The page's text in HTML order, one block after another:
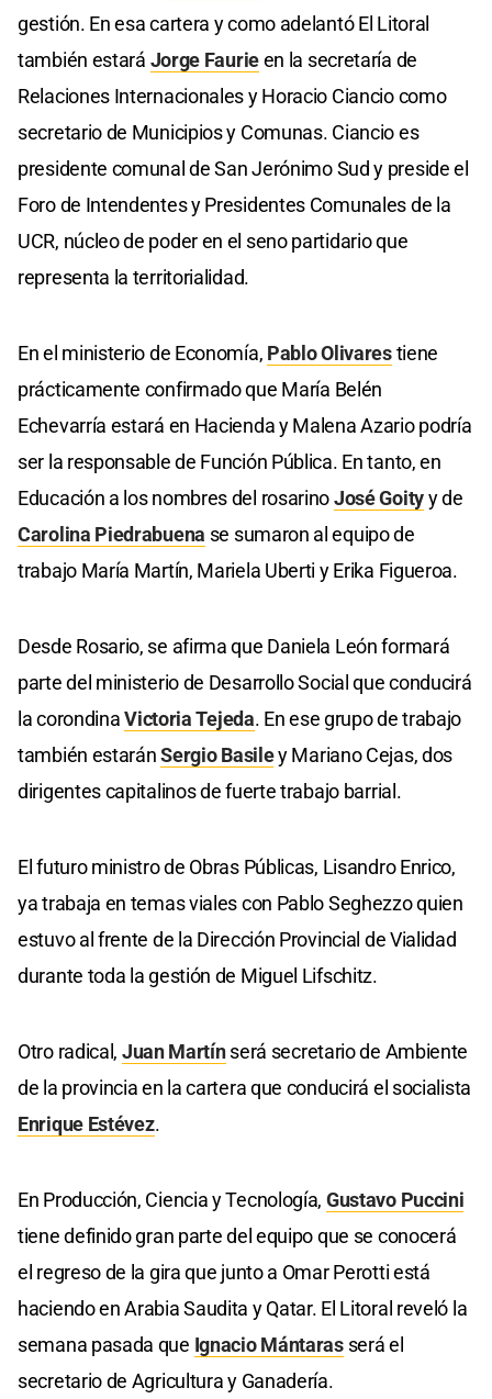
gestión. En esa cartera y como adelantó El Litoral
también estará Jorge Faurieen la secretaría de
Relaciones Internacionales y Horacio Ciancio como
secretario de Municipios y Comunas. Ciancio es
presidente comunal de San Jerónimo Sud y preside el
Foro de Intendentes y Presidentes Comunales de la
UCR, núcleo de poder en el seno partidario que
representa la territorialidad.
En el ministerio de Economía, Pablo Olivarestiene
prácticamente confirmado que María Belén
Echevarría estará en Hacienda y Malena Azario podría
ser la responsable de Función Pública. En tanto, en
Educación a los nombres del rosarinoJosé Goityy de
Carolina Piedrabuena se sumaron al equipo de
trabajo María Martín, Mariela Uberti y Erika Figueroa.
Desde Rosario, se afirma que Daniela León formará
parte del ministerio de Desarrollo Social que conducirá
la corondinaVictoria Tejeda. En ese grupo de trabajo
también estaránSergio Basiley Mariano Cejas, dos
dirigentes capitalinos de fuerte trabajo barrial.
El futuro ministro de Obras Públicas, Lisandro Enrico,
ya trabaja en temas viales con Pablo Seghezzo quien
estuvo al frente de la Dirección Provincial de Vialidad
durante toda la gestión de Miguel Lifschitz.
Otro radical, Juan Martínserá secretario de Ambiente
de la provincia en la cartera que conducirá el socialista
Enrique Estévez.
En Producción, Ciencia y Tecnología, Gustavo Puccini
tiene definido gran parte del equipo que se conocerá
el regreso de la gira que junto a Omar Perotti está
haciendo en Arabia Saudita y Qatar. El Litoral reveló la
semana pasada que Ignacio Mántarasserá el
secretario de Agricultura y Ganadería.